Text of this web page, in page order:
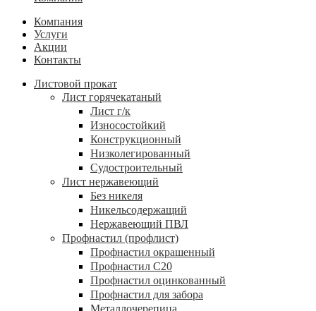
Компания
Услуги
Акции
Контакты
Листовой прокат
Лист горячекатаный
Лист г/к
Износостойкий
Конструкционный
Низколегированный
Судостроительный
Лист нержавеющий
Без никеля
Никельсодержащий
Нержавеющий ПВЛ
Профнастил (профлист)
Профнастил окрашенный
Профнастил С20
Профнастил оцинкованный
Профнастил для забора
Металлочерепица